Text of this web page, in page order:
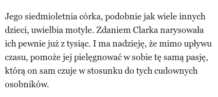
Jego siedmioletnia córka, podobnie jak wiele innych
dzieci, uwielbia motyle. Zdaniem Clarka narysowała
ich pewnie już z tysiąc. I ma nadzieję, że mimo upływu
czasu, pomoże jej pielęgnować w sobie tę samą pasję,
którą on sam czuje w stosunku do tych cudownych
osobników.